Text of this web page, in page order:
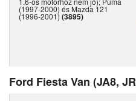
(1997-2000) és Mazda 121
(1996-2001) (3895)
Ford Fiesta Van (JA8,